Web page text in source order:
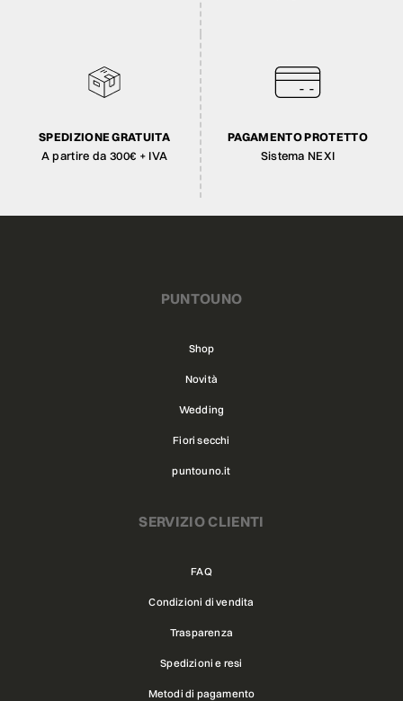
SPEDIZIONE GRATUITA
A partire da 300€ + IVA
PAGAMENTO PROTETTO
Sistema NEXI
PUNTOUNO
Shop
Novità
Wedding
Fiori secchi
puntouno.it
SERVIZIO CLIENTI
FAQ
Condizioni di vendita
Trasparenza
Spedizioni e resi
Metodi di pagamento